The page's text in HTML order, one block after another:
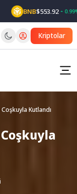
BNB$553.92 0.99%
Kriptolar
Kutlandı